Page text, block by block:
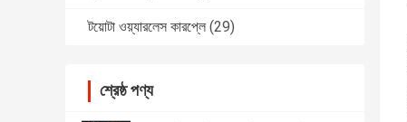
টয়োটা ওয়্যারলেস কারপ্লে (29)
শ্রেষ্ঠ পণ্য